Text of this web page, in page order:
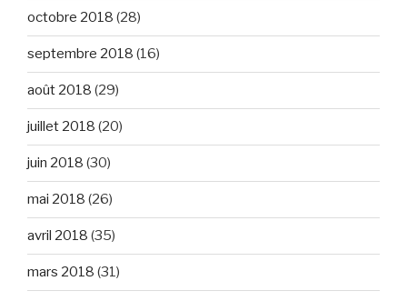
octobre 2018 (28)
septembre 2018 (16)
août 2018 (29)
juillet 2018 (20)
juin 2018 (30)
mai 2018 (26)
avril 2018 (35)
mars 2018 (31)